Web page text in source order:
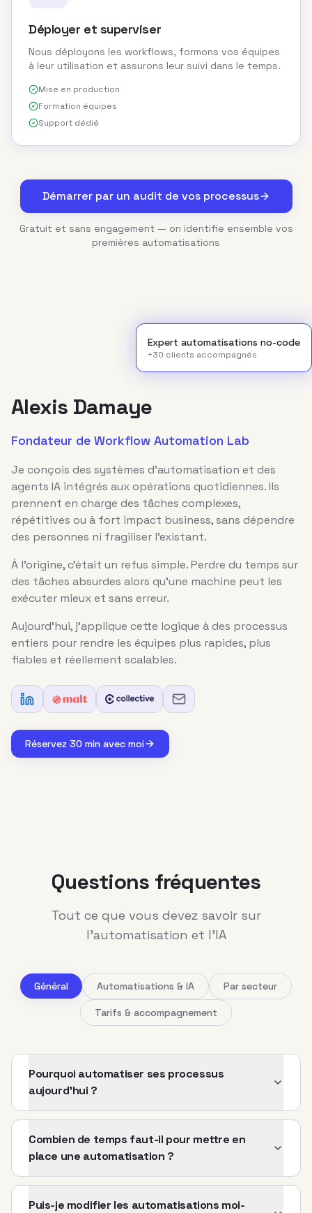
Déployer et superviser
Nous déployons les workflows, formons vos équipes
à leur utilisation et assurons leur suivi dans le temps.
Mise en production
Formation équipes
Support dédié
Démarrer par un audit de vos processus
Gratuit et sans engagement — on identifie ensemble vos
premières automatisations
Expert automatisations no-code
+30 clients accompagnés
Alexis Damaye
Fondateur de Workflow Automation Lab
Je conçois des systèmes d'automatisation et des
agents IA intégrés aux opérations quotidiennes. Ils
prennent en charge des tâches complexes,
répétitives ou à fort impact business, sans dépendre
des personnes ni fragiliser l'existant.
À l'origine, c'était un refus simple. Perdre du temps sur
des tâches absurdes alors qu'une machine peut les
exécuter mieux et sans erreur.
Aujourd'hui, j'applique cette logique à des processus
entiers pour rendre les équipes plus rapides, plus
fiables et réellement scalables.
Réservez 30 min avec moi
Questions fréquentes
Tout ce que vous devez savoir sur
l'automatisation et l'IA
Général Automatisations & IA Par secteur
Tarifs & accompagnement
Pourquoi automatiser ses processus
aujourd'hui ?
Combien de temps faut-il pour mettre en
place une automatisation ?
Puis-je modifier les automatisations moi-